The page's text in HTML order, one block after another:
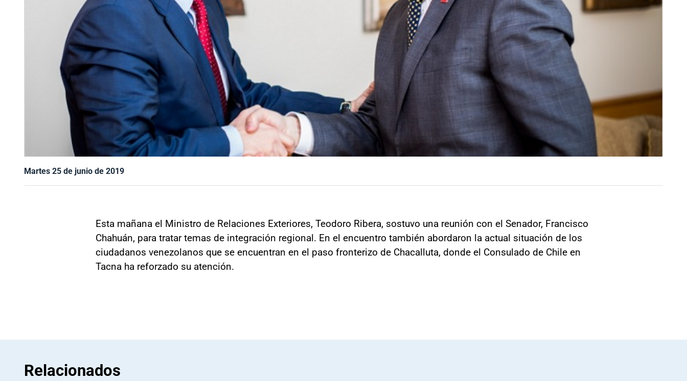
Martes 25 de junio de 2019
Esta mañana el Ministro de Relaciones Exteriores, Teodoro Ribera, sostuvo una reunión con el Senador, Francisco
Chahuán, para tratar temas de integración regional. En el encuentro también abordaron la actual situación de los
ciudadanos venezolanos que se encuentran en el paso fronterizo de Chacalluta, donde el Consulado de Chile en
Tacna ha reforzado su atención.
Relacionados